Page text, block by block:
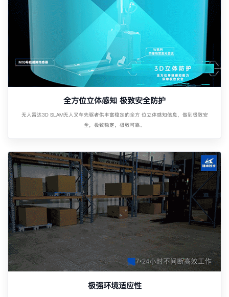
全方位立体感知 极致安全防护
无人雷达3D SLAM无人叉车先驱者供丰富稳定的全方 位立体感知信息，做到极致安
全，极致稳定，极致可靠。
极强环境适应性